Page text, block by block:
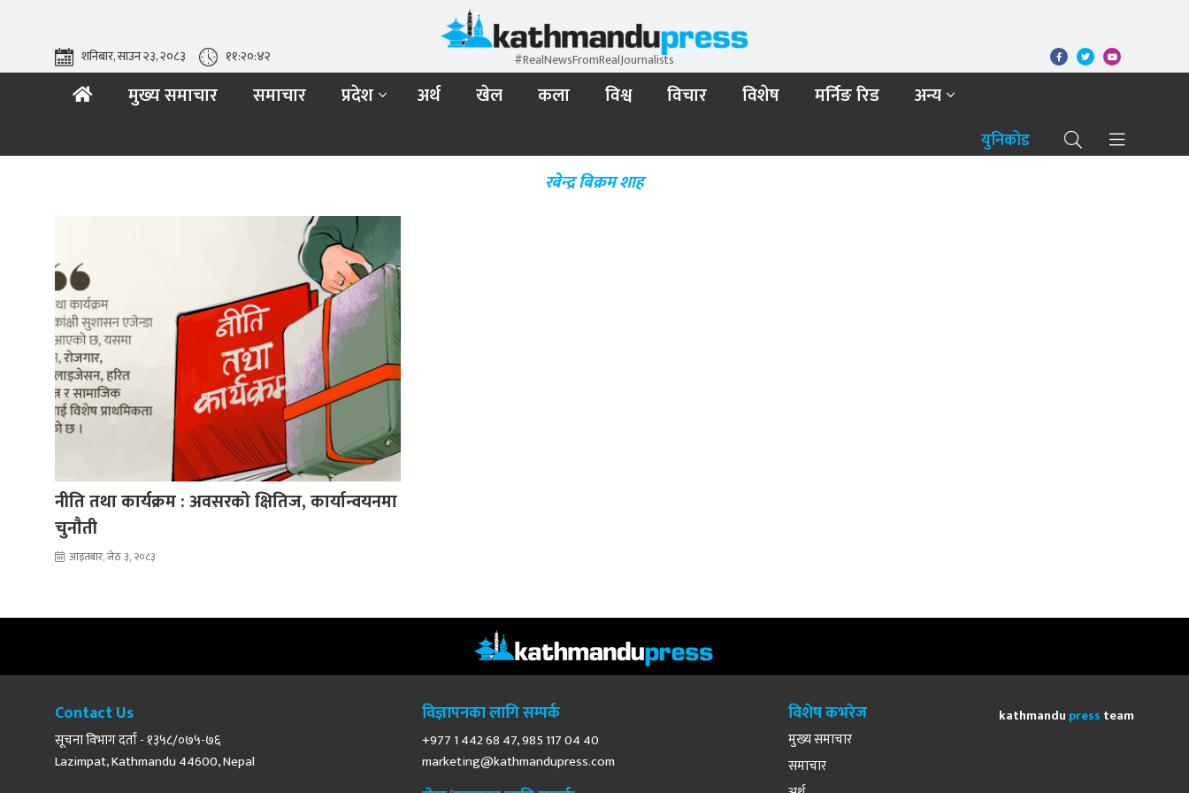
#RealNewsFromRealJournalists
शनिबार, साउन २३, २०८३ ११:२०:४२
मुख्य समाचार समाचार प्रदेश अर्थ खेल कला विश्व विचार विशेष मर्निङ रिड अन्य
युनिकोड
रबेन्द्र बिक्रम शाह
नीति तथा कार्यक्रम : अवसरको क्षितिज, कार्यान्वयनमा
चुनाैती
आइतबार, जेठ ३, २०८३
Contact Us
सूचना विभाग दर्ता - १३५८/०७५-७६
Lazimpat, Kathmandu 44600, Nepal
विज्ञापनका लागि सम्पर्क
+977 1 442 68 47, 985 117 04 40
marketing@kathmandupress.com
विशेष कभरेज
मुख्य समाचार
समाचार
kathmandu press team